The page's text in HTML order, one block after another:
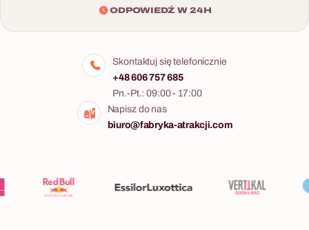
10 - 2000 osób
jako prestiżowy networking
po konferencji — elegancki
ODPOWIEDŹ W 24H
Skontaktuj się telefonicznie
+48 606 757 685
Pn.-Pt.: 09:00 - 17:00
Napisz do nas
biuro@fabryka-atrakcji.com